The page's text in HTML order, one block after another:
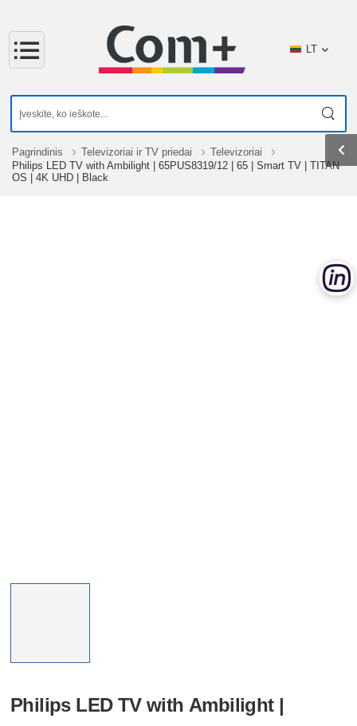
LT
Pagrindinis Televizoriai ir TV priedai
Televizoriai
Philips LED TV with Ambilight | 65PUS8319/12 | 65 | Smart TV | TITAN
OS | 4K UHD | Black
Philips LED TV with Ambilight |